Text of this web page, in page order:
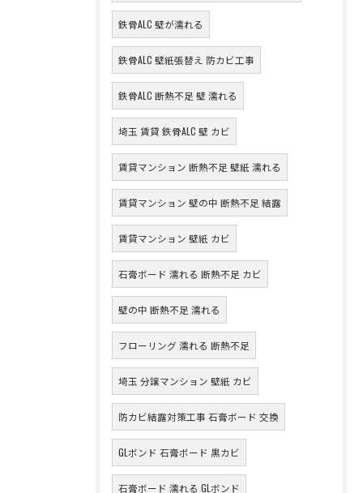
鉄骨ALC 壁が濡れる
鉄骨ALC 壁紙張替え 防カビ工事
鉄骨ALC 断熱不足 壁 濡れる
埼玉 賃貸 鉄骨ALC 壁 カビ
賃貸マンション 断熱不足 壁紙 濡れる
賃貸マンション 壁の中 断熱不足 結露
賃貸マンション 壁紙 カビ
石膏ボード 濡れる 断熱不足 カビ
壁の中 断熱不足 濡れる
フローリング 濡れる 断熱不足
埼玉 分譲マンション 壁紙 カビ
防カビ結露対策工事 石膏ボード 交換
GLボンド 石膏ボード 黒カビ
石膏ボード 濡れる GLボンド